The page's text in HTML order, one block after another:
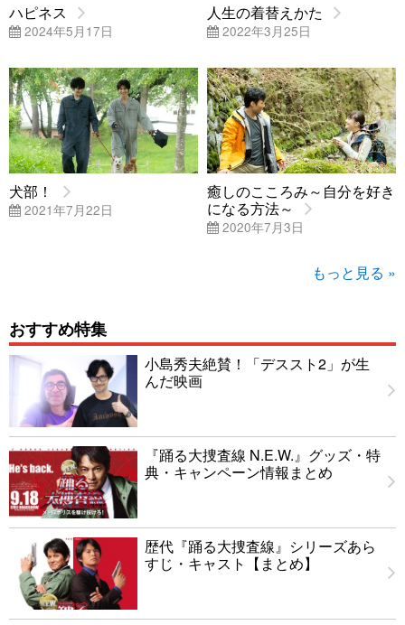
ハピネス
2024年5月17日
人生の着替えかた
2022年3月25日
犬部！
2021年7月22日
癒しのこころみ～自分を好き
になる方法～
2020年7月3日
もっと見る »
おすすめ特集
小島秀夫絶賛！「デススト2」が生
んだ映画
『踊る大捜査線 N.E.W.』グッズ・特
典・キャンペーン情報まとめ
歴代『踊る大捜査線』シリーズあら
すじ・キャスト【まとめ】